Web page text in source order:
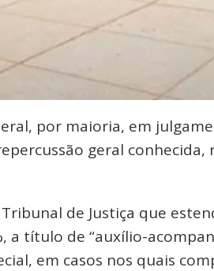
por maioria, em
geral conhecida,
de Justiça que
a título de “auxílio-
em casos nos quais